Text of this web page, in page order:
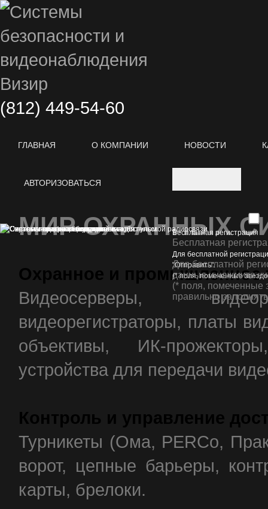
(812) 449-54-60
ГЛАВНАЯ О КОМПАНИИ НОВОСТИ
АВТОРИЗОВАТЬСЯ
Бесплатная регистрация
Для бесплатной
"Отправить".
(* поля, помеченные
МИР ОХРАННЫХ
Охранное и промышленное
Видеосерверы,
видеорегистраторы, платы
объективы, ИК-
устройства для передачи
Контроль и управление
Турникеты (Ома, PERCo,
ворот, цепные барьеры,
карты, брелоки.
Бесплатная
Для бесплатной
данные и нажмите
(* поля, помеченные
правильно